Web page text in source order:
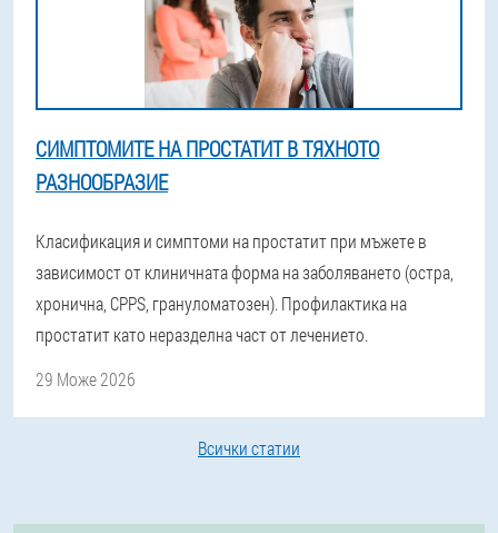
СИМПТОМИТЕ НА ПРОСТАТИТ В ТЯХНОТО
РАЗНООБРАЗИЕ
Класификация и симптоми на простатит при мъжете в
зависимост от клиничната форма на заболяването (остра,
хронична, CPPS, грануломатозен). Профилактика на
простатит като неразделна част от лечението.
29 Може 2026
Всички статии